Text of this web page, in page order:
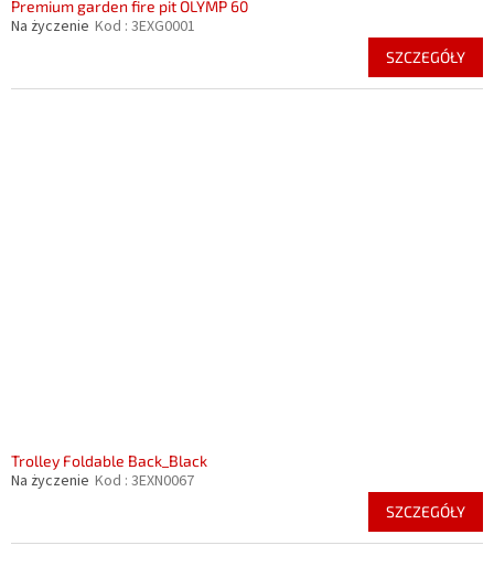
Premium garden fire pit OLYMP 60
Na życzenie Kod : 3EXG0001
SZCZEGÓŁY
Trolley Foldable Back_Black
Na życzenie Kod : 3EXN0067
SZCZEGÓŁY